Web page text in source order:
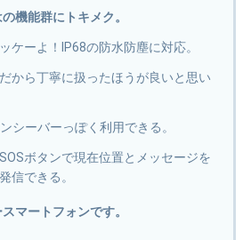
機能群にトキメク。
ケーよ！IP68の防水防塵に対応。
から丁寧に扱ったほうが良いと思い
シーバーっぽく利用できる。
ボタンで現在位置とメッセージを
信できる。
マートフォンです。